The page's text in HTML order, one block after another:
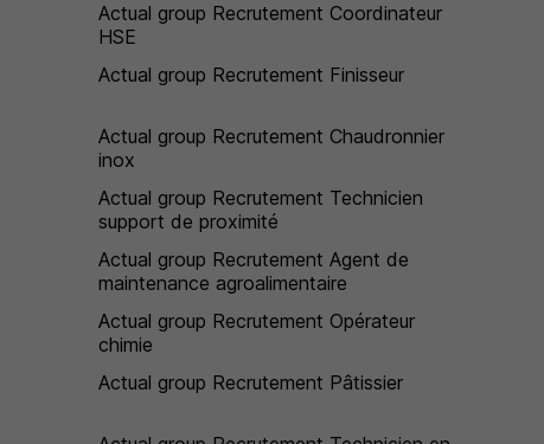
Actual group Recrutement Coordinateur
HSE
Actual group Recrutement Finisseur
Actual group Recrutement Chaudronnier
inox
Actual group Recrutement Technicien
support de proximité
Actual group Recrutement Agent de
maintenance agroalimentaire
Actual group Recrutement Opérateur
chimie
Actual group Recrutement Pâtissier